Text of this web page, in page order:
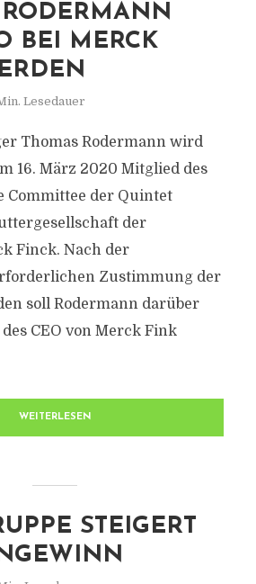
BEI MERCK
Lesedauer
Thomas Rodermann wird
16. März 2020 Mitglied des
Committee der Quintet
der
Finck. Nach der
Zustimmung der
soll Rodermann darüber
CEO von Merck Fink
WEITERLESEN
STEIGERT